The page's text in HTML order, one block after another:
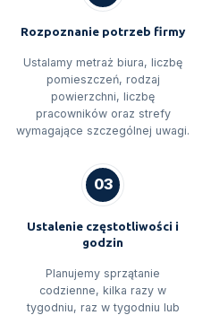
Rozpoznanie potrzeb firmy
Ustalamy metraż biura, liczbę
pomieszczeń, rodzaj
powierzchni, liczbę
pracowników oraz strefy
wymagające szczególnej uwagi.
03
Ustalenie częstotliwości i
godzin
Planujemy sprzątanie
codzienne, kilka razy w
tygodniu, raz w tygodniu lub